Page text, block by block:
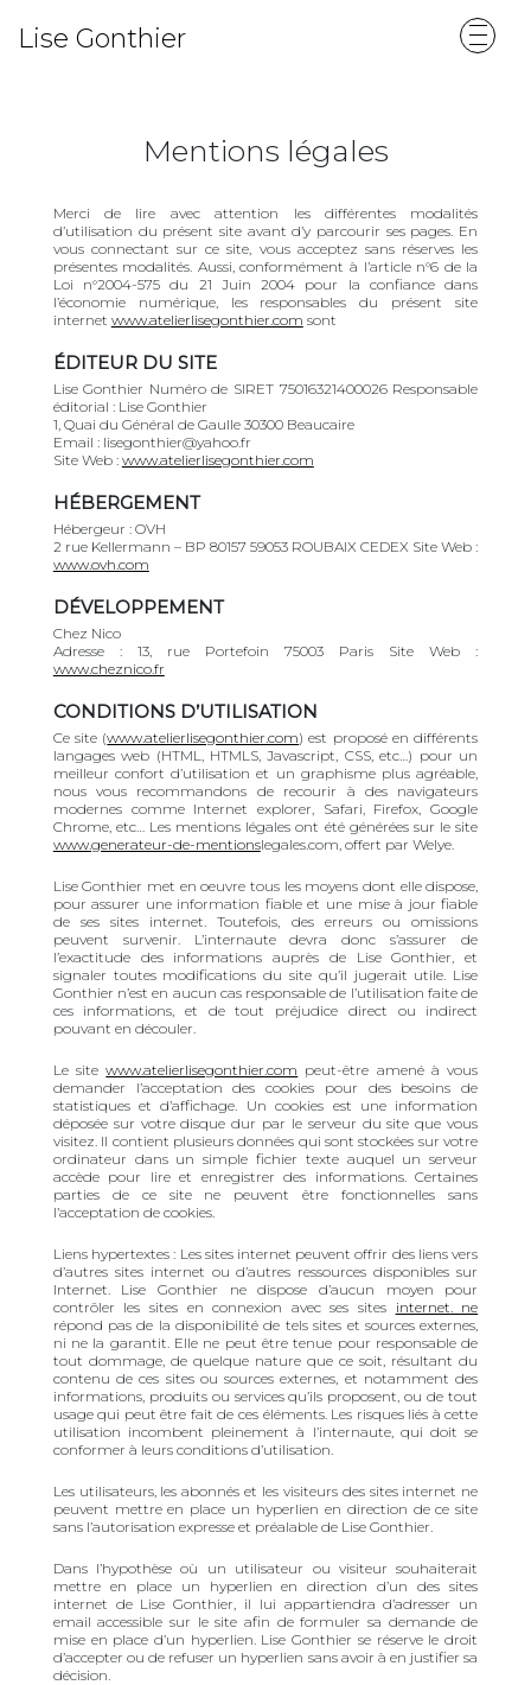
Lise Gonthier
Mentions légales
Merci de lire avec attention les différentes modalités
d’utilisation du présent site avant d’y parcourir ses pages. En
vous connectant sur ce site, vous acceptez sans réserves les
présentes modalités. Aussi, conformément à l’article n°6 de la
Loi n°2004-575 du 21 Juin 2004 pour la confiance dans
l’économie numérique, les responsables du présent site
internet www.atelierlisegonthier.com sont
ÉDITEUR DU SITE
Lise Gonthier Numéro de SIRET 75016321400026 Responsable
éditorial : Lise Gonthier
1, Quai du Général de Gaulle 30300 Beaucaire
Email : lisegonthier@yahoo.fr
Site Web : www.atelierlisegonthier.com
HÉBERGEMENT
Hébergeur : OVH
2 rue Kellermann – BP 80157 59053 ROUBAIX CEDEX Site Web :
www.ovh.com
DÉVELOPPEMENT
Chez Nico
Adresse : 13, rue Portefoin 75003 Paris Site Web :
www.cheznico.fr
CONDITIONS D’UTILISATION
Ce site (www.atelierlisegonthier.com) est proposé en différents
langages web (HTML, HTMLS, Javascript, CSS, etc…) pour un
meilleur confort d’utilisation et un graphisme plus agréable,
nous vous recommandons de recourir à des navigateurs
modernes comme Internet explorer, Safari, Firefox, Google
Chrome, etc… Les mentions légales ont été générées sur le site
www.generateur-de-mentions­legales.com, offert par Welye.
Lise Gonthier met en oeuvre tous les moyens dont elle dispose,
pour assurer une information fiable et une mise à jour fiable
de ses sites internet. Toutefois, des erreurs ou omissions
peuvent survenir. L’internaute devra donc s’assurer de
l’exactitude des informations auprès de Lise Gonthier, et
signaler toutes modifications du site qu’il jugerait utile. Lise
Gonthier n’est en aucun cas responsable de l’utilisation faite de
ces informations, et de tout préjudice direct ou indirect
pouvant en découler.
Le sitewww.atelierlisegonthier.com peut-être amené à vous
demander l’acceptation des cookies pour des besoins de
statistiques et d’affichage. Un cookies est une information
déposée sur votre disque dur par le serveur du site que vous
visitez. Il contient plusieurs données qui sont stockées sur votre
ordinateur dans un simple fichier texte auquel un serveur
accède pour lire et enregistrer des informations. Certaines
parties de ce site ne peuvent être fonctionnelles sans
l’acceptation de cookies.
Liens hypertextes : Les sites internet peuvent offrir des liens vers
d’autres sites internet ou d’autres ressources disponibles sur
Internet. Lise Gonthier ne dispose d’aucun moyen pour
contrôler les sites en connexion avec ses sites internet. ne
répond pas de la disponibilité de tels sites et sources externes,
ni ne la garantit. Elle ne peut être tenue pour responsable de
tout dommage, de quelque nature que ce soit, résultant du
contenu de ces sites ou sources externes, et notamment des
informations, produits ou services qu’ils proposent, ou de tout
usage qui peut être fait de ces éléments. Les risques liés à cette
utilisation incombent pleinement à l’internaute, qui doit se
conformer à leurs conditions d’utilisation.
Les utilisateurs, les abonnés et les visiteurs des sites internet ne
peuvent mettre en place un hyperlien en direction de ce site
sans l’autorisation expresse et préalable de Lise Gonthier.
Dans l’hypothèse où un utilisateur ou visiteur souhaiterait
mettre en place un hyperlien en direction d’un des sites
internet de Lise Gonthier, il lui appartiendra d’adresser un
email accessible sur le site afin de formuler sa demande de
mise en place d’un hyperlien. Lise Gonthier se réserve le droit
d’accepter ou de refuser un hyperlien sans avoir à en justifier sa
décision.